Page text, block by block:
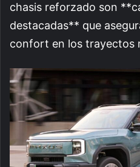
chasis reforzado son
destacadas** que
confort en los trayectos